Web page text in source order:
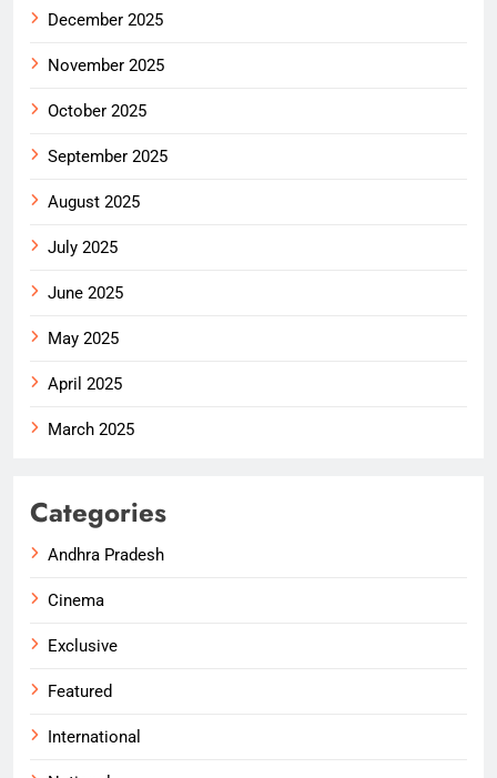
December 2025
November 2025
October 2025
September 2025
August 2025
July 2025
June 2025
May 2025
April 2025
March 2025
Categories
Andhra Pradesh
Cinema
Exclusive
Featured
International